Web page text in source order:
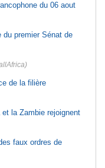
dans un grave accident de
à Moknine après le
du courant
tour, le Club Africain hérite
Crise sanitaire au pays -
du 06 aout
du premier Sénat de
de la filière
la Zambie rejoignent
faux ordres de